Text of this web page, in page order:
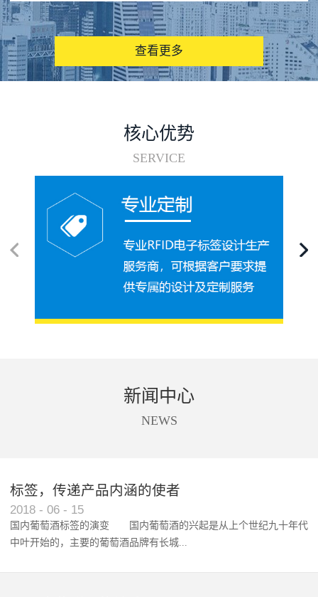
图书馆RFID电子标签管理系统
查看更多
核心优势
SERVICE
新闻中心
NEWS
标签，传递产品内涵的使者
2018 - 06 - 15
国内葡萄酒标签的演变 国内葡萄酒的兴起是从上个世纪九十年代
中叶开始的，主要的葡萄酒品牌有长城...